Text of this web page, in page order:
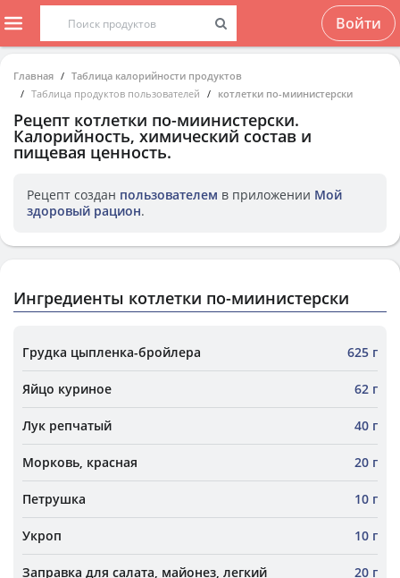
Войти
Главная
Таблица калорийности продуктов
Таблица продуктов пользователей
котлетки по-миинистерски
Рецепт котлетки по-миинистерски.
Калорийность, химический состав и
пищевая ценность.
Рецепт создан пользователем в приложении Мой
здоровый рацион.
Ингредиенты котлетки по-миинистерски
Грудка цыпленка-бройлера 625 г
Яйцо куриное 62 г
Лук репчатый 40 г
Морковь, красная 20 г
Петрушка 10 г
Укроп 10 г
Заправка для салата, майонез, легкий 20 г